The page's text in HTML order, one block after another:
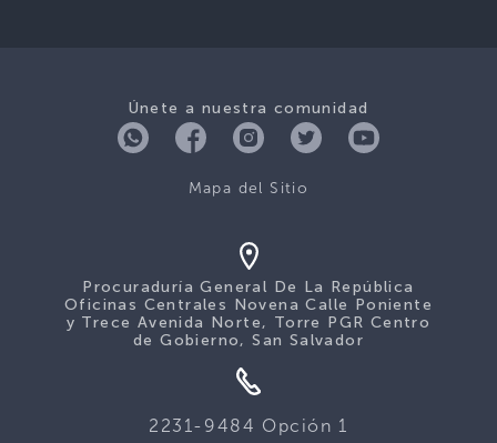
Únete a nuestra comunidad
Mapa del Sitio
Procuraduría General De La República
Oficinas Centrales Novena Calle Poniente
y Trece Avenida Norte, Torre PGR Centro
de Gobierno, San Salvador
2231-9484 Opción 1